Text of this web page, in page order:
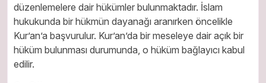
düzenlemelere dair hükümler bulunmaktadır. İslam
hukukunda bir hükmün dayanağı aranırken öncelikle
Kur’an’a başvurulur. Kur’an’da bir meseleye dair açık bir
hüküm bulunması durumunda, o hüküm bağlayıcı kabul
edilir.